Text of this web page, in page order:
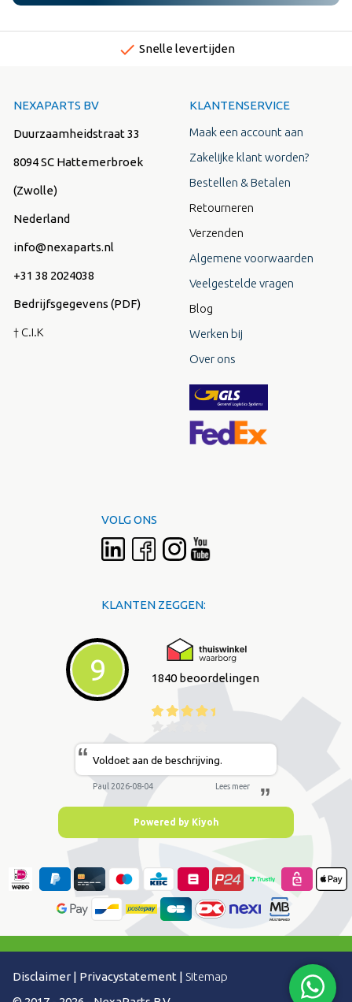
done Snelle levertijden
NEXAPARTS BV
Duurzaamheidstraat 33
8094 SC Hattemerbroek
(Zwolle)
Nederland
info@nexaparts.nl
+31 38 2024038
Bedrijfsgegevens (PDF)
† C.I.K
KLANTENSERVICE
Maak een account aan
Zakelijke klant worden?
Bestellen & Betalen
Retourneren
Verzenden
Algemene voorwaarden
Veelgestelde vragen
Blog
Werken bij
Over ons
VOLG ONS
KLANTEN ZEGGEN:
9 1840 beoordelingen
“ Voldoet aan de beschrijving.
Paul 2026-08-04 Lees meer ”
Powered by Kiyoh
Disclaimer | Privacystatement | Sitemap